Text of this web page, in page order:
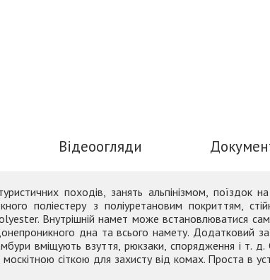
Відеоогляди
походів, занять альпінізмом,
поліестеру з поліуретановим покриттям,
Внутрішній намет може встановлюватися
дна та всього намету. Додатковий
вміщують взуття, рюкзаки, спорядження і т. д.
сіткою для захисту від комах. Проста в